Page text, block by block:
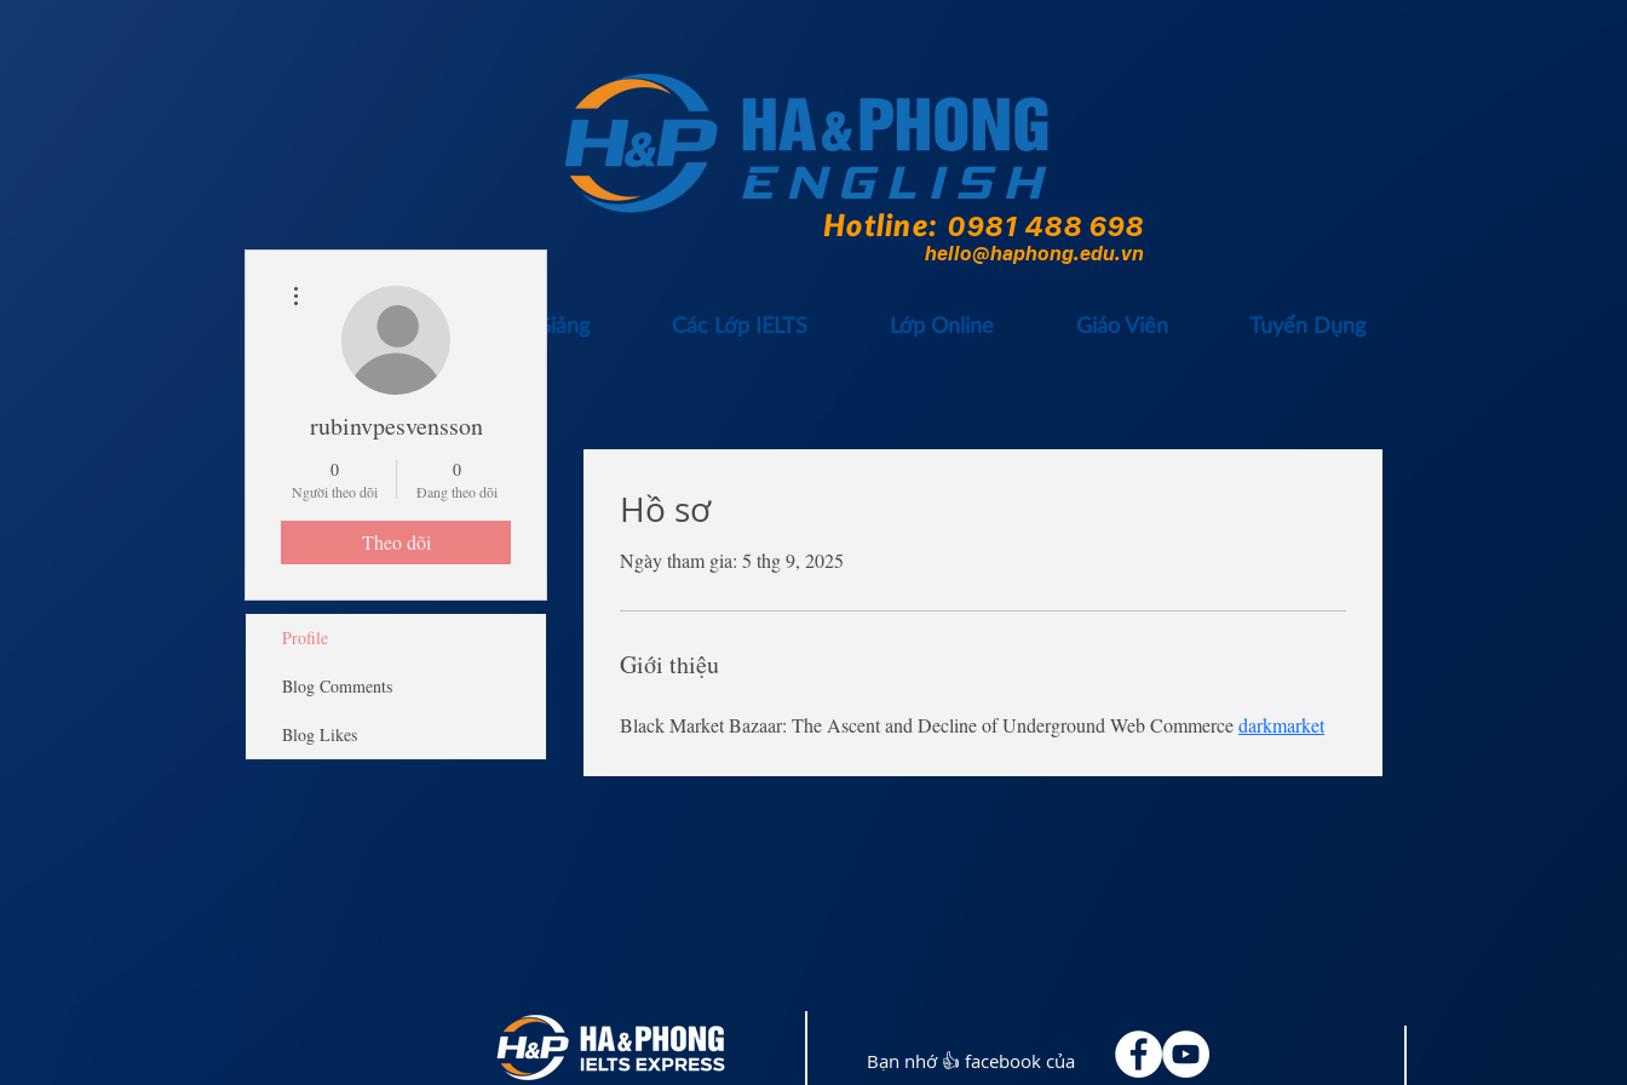
Hotline: 0981 488 698
hello@haphong.edu.vn
Trang Chủ Lịch Khai Giảng Các Lớp IELTS Lớp Online Giáo Viên Tuyển Dụng
Hồ sơ
Ngày tham gia: 5 thg 9, 2025
Giới thiệu
Black Market Bazaar: The Ascent and Decline of Underground Web Commerce darkmarket
rubinvpesvensson
0
Người theo dõi
0
Đang theo dõi
Theo dõi
Profile
Blog Comments
Blog Likes
Bạn nhớ 👍 facebook của